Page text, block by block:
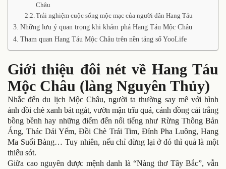
Châu
Trải nghiệm cuộc sống mộc mạc của người dân Hang Táu
Những lưu ý quan trọng khi khám phá Hang Táu Mộc Châu
Tham quan Hang Táu Mộc Châu trên nền tảng số YooLife
Giới thiệu đôi nét về Hang Táu
Mộc Châu (làng Nguyên Thủy)
Nhắc đến du lịch Mộc Châu, người ta thường say mê với hình
ảnh đồi chè xanh bát ngát, vườn mận trĩu quả, cánh đồng cải trắng
bồng bềnh hay những điểm đến nổi tiếng như Rừng Thông Bản
Áng, Thác Dải Yếm, Đồi Chè Trái Tim, Đỉnh Pha Luông, Hang
Ma Suối Bàng… Tuy nhiên, nếu chỉ dừng lại ở đó thì quả là một
thiếu sót.
Giữa cao nguyên được mệnh danh là “Nàng thơ Tây Bắc”, vẫn